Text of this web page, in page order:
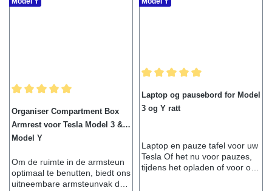
reinigen.Omvang van de
Gemiddelde waardering van 5 van 5 sterren
Organiser Compartment Box
Armrest voor Tesla Model 3 &
Model Y
Om de ruimte in de armsteun
optimaal te benutten, biedt ons
uitneembare armsteunvak de
Laptop og pausebord for Model
3 og Y ratt
Laptop en pauze tafel voor uw
Tesla Of het nu voor pauzes,
tijdens het opladen of voor op